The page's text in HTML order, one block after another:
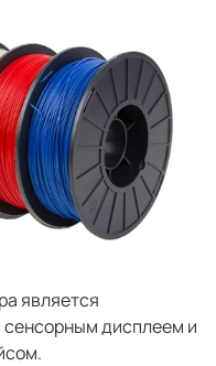
является
сенсорным дисплеем и